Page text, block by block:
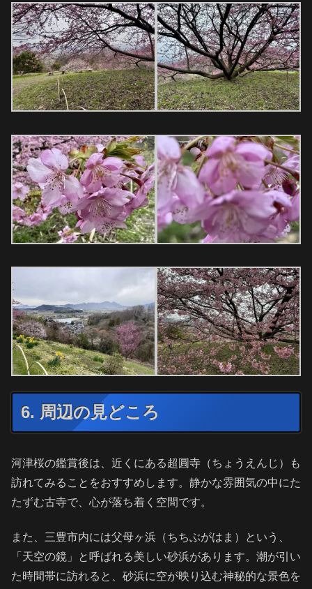
6. 周辺の見どころ
河津桜の鑑賞後は、近くにある超圓寺（ちょうえんじ）も
訪れてみることをおすすめします。静かな雰囲気の中にた
たずむ古寺で、心が落ち着く空間です。
また、三豊市内には父母ヶ浜（ちちぶがはま）という、
「天空の鏡」と呼ばれる美しい砂浜があります。潮が引い
た時間帯に訪れると、砂浜に空が映り込む神秘的な景色を